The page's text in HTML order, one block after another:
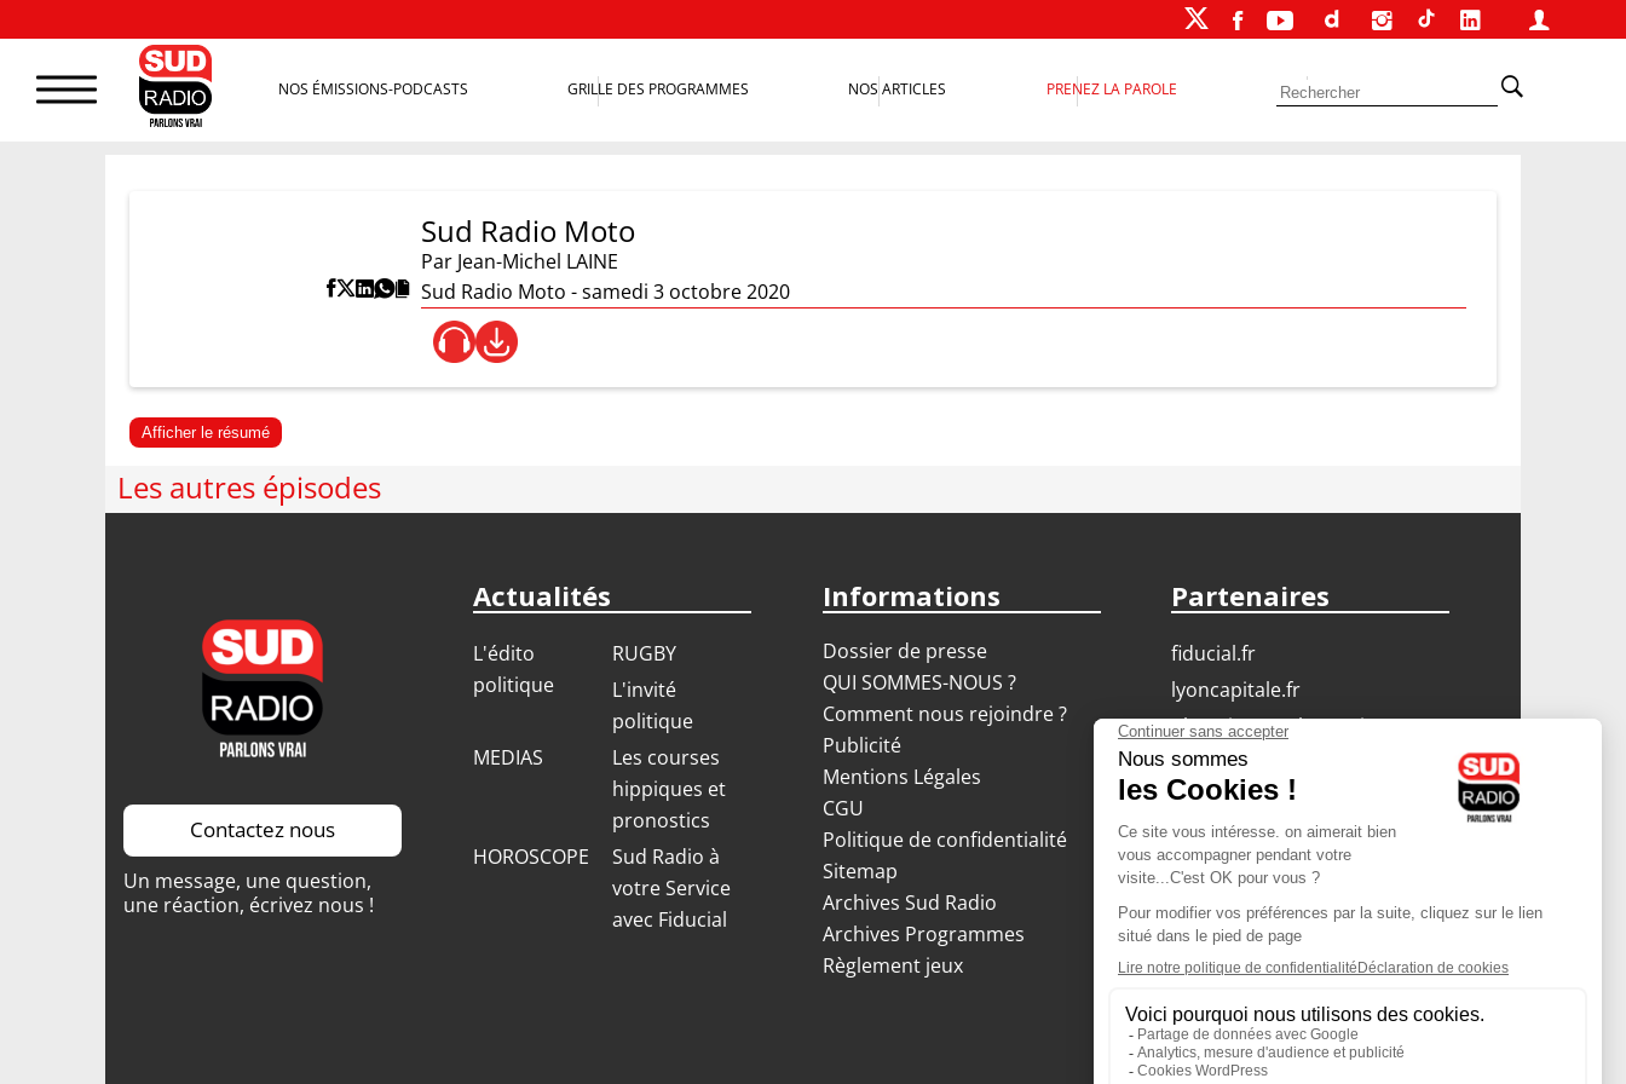
NOS ÉMISSIONS-PODCASTS GRILLE DES PROGRAMMES NOS ARTICLES PRENEZ LA PAROLE
Sud Radio Moto
Par Jean-Michel LAINE
Sud Radio Moto - samedi 3 octobre 2020
Afficher le résumé
Les autres épisodes
Contactez nous
Un message, une question,
une réaction, écrivez nous !
Actualités
L'édito
politique
RUGBY
L'invité
politique
MEDIAS
Les courses
hippiques et
pronostics
HOROSCOPE
Sud Radio à
votre Service
avec Fiducial
Informations
Dossier de presse
QUI SOMMES-NOUS ?
Comment nous rejoindre ?
Publicité
Mentions Légales
CGU
Politique de confidentialité
Sitemap
Archives Sud Radio
Archives Programmes
Règlement jeux
Partenaires
fiducial.fr
lyoncapitale.fr
olympique-et-lyonnais.com
L'application Iphone
/ Android
Téléchargez l'application
Les cookies
Gestion des cookies